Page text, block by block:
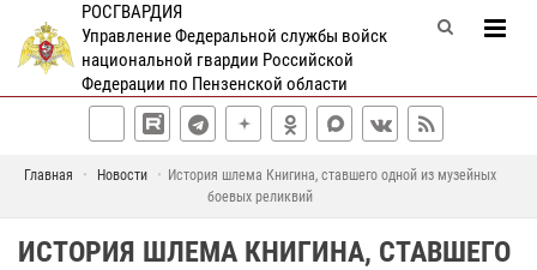
РОСГВАРДИЯ
Управление Федеральной службы войск
национальной гвардии Российской
Федерации по Пензенской области
Главная Новости
История шлема Книгина, ставшего одной из музейных
боевых реликвий
ИСТОРИЯ ШЛЕМА КНИГИНА, СТАВШЕГО